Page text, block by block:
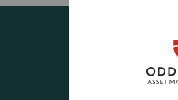
ODDO BHF